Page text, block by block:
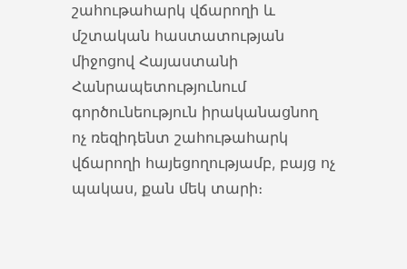
շահութահարկ վճարողի և
մշտական հաստատության
միջոցով Հայաստանի
Հանրապետությունում
գործունեություն իրականացնող
ոչ ռեզիդենտ շահութահարկ
վճարողի հայեցողությամբ, բայց ոչ
պակաս, քան մեկ տարի։